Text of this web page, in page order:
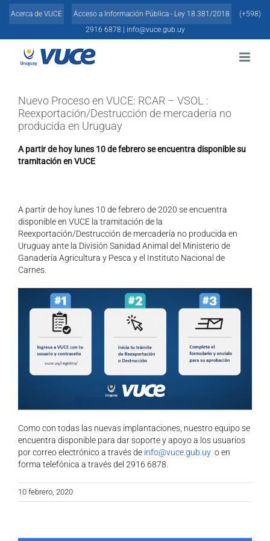
Skip
Acerca de VUCE Acceso a Información Pública - Ley 18.381/2018
(+598)
2916 6878 |
info@vuce.gub.uy
Nuevo Proceso en VUCE: RCAR – VSOL :
Reexportación/Destrucción de mercadería no
producida en Uruguay
A partir de hoy lunes 10 de febrero se encuentra disponible su
tramitación en VUCE
A partir de hoy lunes 10 de febrero de 2020 se encuentra
disponible en VUCE la tramitación de la
Reexportación/Destrucción de mercadería no producida en
Uruguay ante la División Sanidad Animal del Ministerio de
Ganadería Agricultura y Pesca y el Instituto Nacional de
Carnes.
Como con todas las nuevas implantaciones, nuestro equipo se
encuentra disponible para dar soporte y apoyo a los usuarios
por correo electrónico a través de info@vuce.gub.uy o en
forma telefónica a través del 2916 6878.
10 febrero, 2020